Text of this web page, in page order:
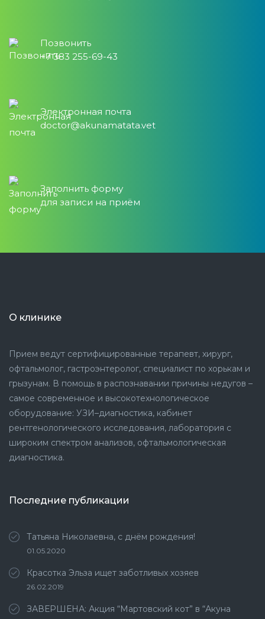
Позвонить
+7 383 255-69-43
Электронная почта
doctor@akunamatata.vet
Заполнить форму
для записи на приём
О клинике
Прием ведут сертифицированные терапевт, хирург,
офтальмолог, гастроэнтеролог, специалист по хорькам и
грызунам. В помощь в распознавании причины недугов –
самое современное и высокотехнологическое
оборудование: УЗИ–диагностика, кабинет
рентгенологического исследования, лаборатория с
широким спектром анализов, офтальмологическая
диагностика.
Последние публикации
Татьяна Николаевна, с днём рождения!
01.05.2020
Красотка Эльза ищет заботливых хозяев
26.02.2019
ЗАВЕРШЕНА: Акция “Мартовский кот” в “Акуна